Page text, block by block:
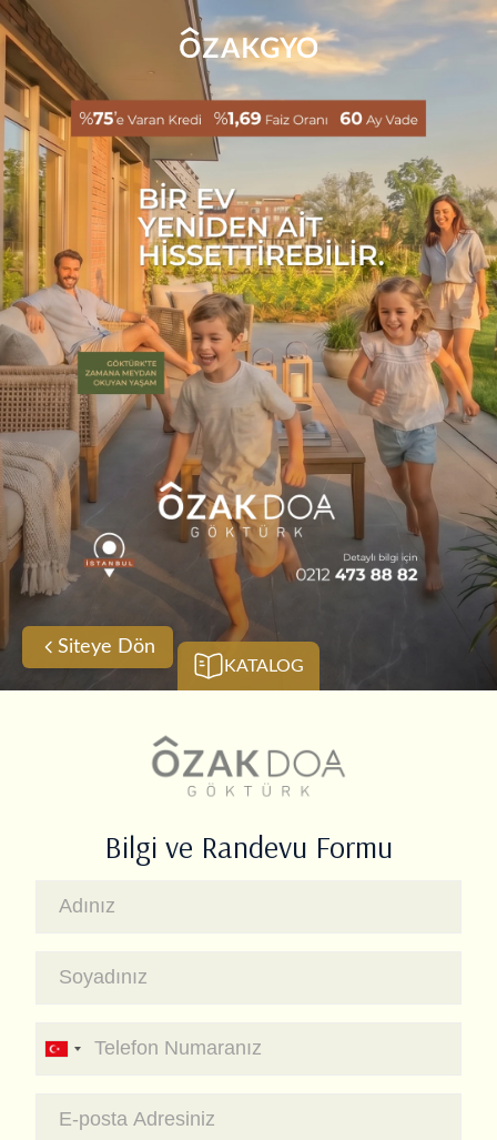
KATALOG
Siteye Dön
Bilgi ve Randevu Formu